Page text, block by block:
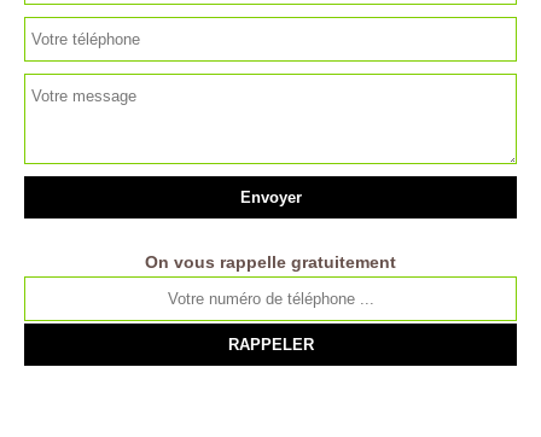
On vous rappelle gratuitement